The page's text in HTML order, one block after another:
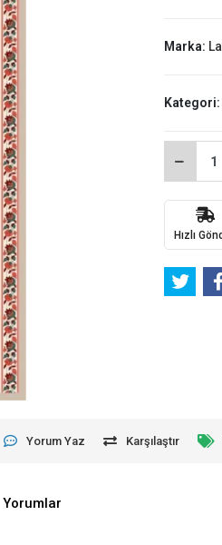
Marka:
Kategori:
Hızlı
Yorum Yaz Karşılaştır
Yorumlar